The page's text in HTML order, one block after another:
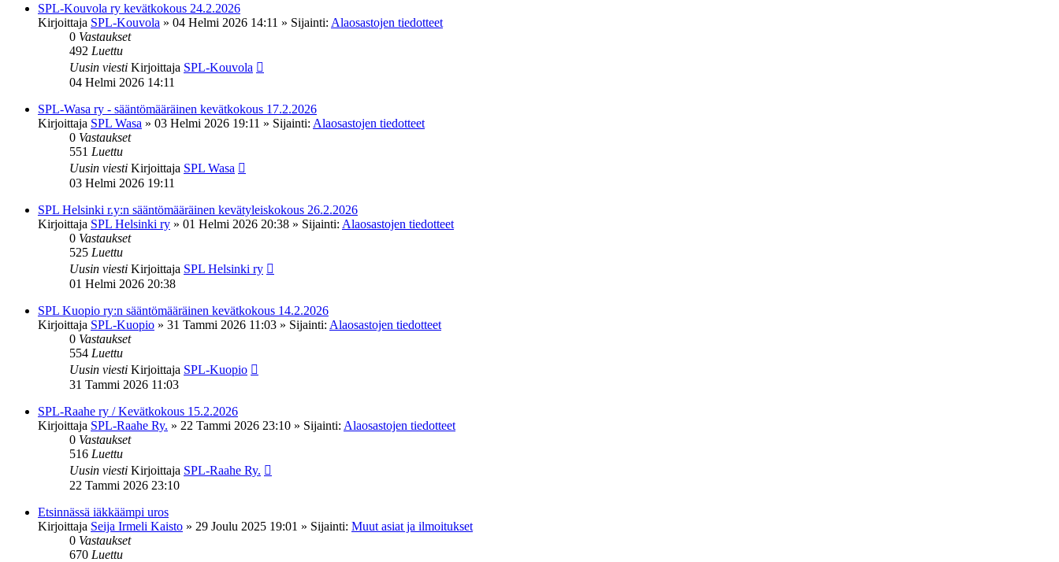
SPL-Kouvola ry kevätkokous 24.2.2026
Kirjoittaja SPL-Kouvola » 04 Helmi 2026 14:11 » Sijainti: Alaosastojen tiedotteet
0 Vastaukset
492 Luettu
Uusin viesti Kirjoittaja SPL-Kouvola
04 Helmi 2026 14:11
SPL-Wasa ry - sääntömääräinen kevätkokous 17.2.2026
Kirjoittaja SPL Wasa » 03 Helmi 2026 19:11 » Sijainti: Alaosastojen tiedotteet
0 Vastaukset
551 Luettu
Uusin viesti Kirjoittaja SPL Wasa
03 Helmi 2026 19:11
SPL Helsinki r.y:n sääntömääräinen kevätyleiskokous 26.2.2026
Kirjoittaja SPL Helsinki ry » 01 Helmi 2026 20:38 » Sijainti: Alaosastojen tiedotteet
0 Vastaukset
525 Luettu
Uusin viesti Kirjoittaja SPL Helsinki ry
01 Helmi 2026 20:38
SPL Kuopio ry:n sääntömääräinen kevätkokous 14.2.2026
Kirjoittaja SPL-Kuopio » 31 Tammi 2026 11:03 » Sijainti: Alaosastojen tiedotteet
0 Vastaukset
554 Luettu
Uusin viesti Kirjoittaja SPL-Kuopio
31 Tammi 2026 11:03
SPL-Raahe ry / Kevätkokous 15.2.2026
Kirjoittaja SPL-Raahe Ry. » 22 Tammi 2026 23:10 » Sijainti: Alaosastojen tiedotteet
0 Vastaukset
516 Luettu
Uusin viesti Kirjoittaja SPL-Raahe Ry.
22 Tammi 2026 23:10
Etsinnässä iäkkäämpi uros
Kirjoittaja Seija Irmeli Kaisto » 29 Joulu 2025 19:01 » Sijainti: Muut asiat ja ilmoitukset
0 Vastaukset
670 Luettu